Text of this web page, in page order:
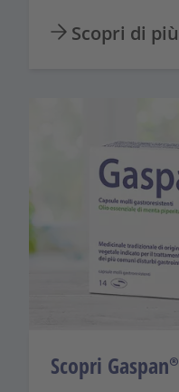
Scopri di più
Scopri Gaspan®